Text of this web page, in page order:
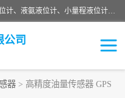
河南福瑞德仪表有限公司是生产销售电容液位计、液氨液位计、小量程液位计定制、智能锅炉水位计、液氮液位计等；并在产品开发、研制的过程中，吸取国内外仪器仪表的技术精华，建立了一支高、精、尖的科研开发队伍，使产品性能不断升级。
公司
器 > 高精度油量传感器 GPS